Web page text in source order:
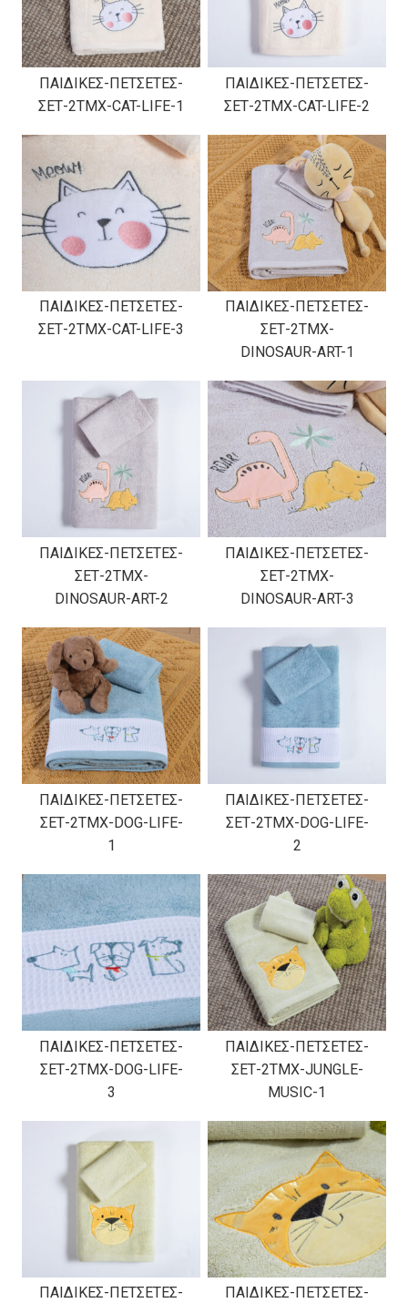
ΠΑΙΔΙΚΕΣ-ΠΕΤΣΕΤΕΣ-
ΣΕΤ-2TMX-CAT-LIFE-1
ΠΑΙΔΙΚΕΣ-ΠΕΤΣΕΤΕΣ-
ΣΕΤ-2TMX-CAT-LIFE-2
ΠΑΙΔΙΚΕΣ-ΠΕΤΣΕΤΕΣ-
ΣΕΤ-2TMX-CAT-LIFE-3
ΠΑΙΔΙΚΕΣ-ΠΕΤΣΕΤΕΣ-
ΣΕΤ-2TMX-
DINOSAUR-ART-1
ΠΑΙΔΙΚΕΣ-ΠΕΤΣΕΤΕΣ-
ΣΕΤ-2TMX-
DINOSAUR-ART-2
ΠΑΙΔΙΚΕΣ-ΠΕΤΣΕΤΕΣ-
ΣΕΤ-2TMX-
DINOSAUR-ART-3
ΠΑΙΔΙΚΕΣ-ΠΕΤΣΕΤΕΣ-
ΣΕΤ-2TMX-DOG-LIFE-
1
ΠΑΙΔΙΚΕΣ-ΠΕΤΣΕΤΕΣ-
ΣΕΤ-2TMX-DOG-LIFE-
2
ΠΑΙΔΙΚΕΣ-ΠΕΤΣΕΤΕΣ-
ΣΕΤ-2TMX-DOG-LIFE-
3
ΠΑΙΔΙΚΕΣ-ΠΕΤΣΕΤΕΣ-
ΣΕΤ-2TMX-JUNGLE-
MUSIC-1
ΠΑΙΔΙΚΕΣ-ΠΕΤΣΕΤΕΣ-
ΠΑΙΔΙΚΕΣ-ΠΕΤΣΕΤΕΣ-